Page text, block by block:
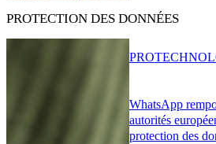
PROTECTION DES DONNÉES
WhatsApp
autorités
protection des
PRO